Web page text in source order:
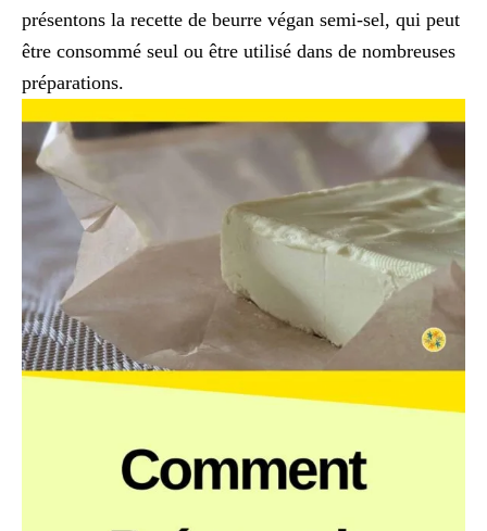
présentons la recette de beurre végan semi-sel, qui peut
être consommé seul ou être utilisé dans de nombreuses
préparations.